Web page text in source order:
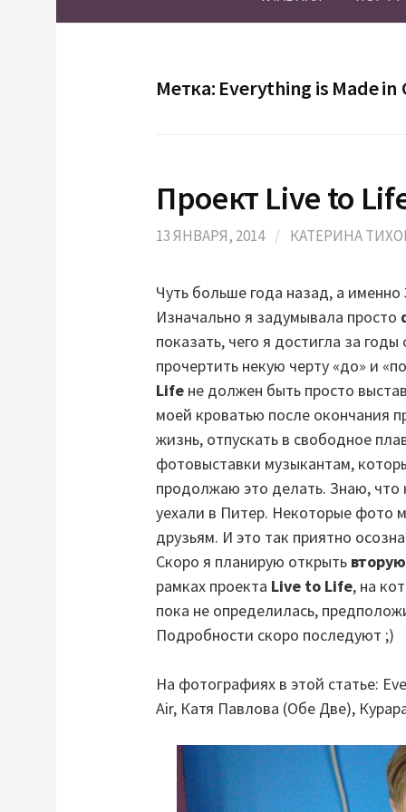
Метка: Everything is Made in
Проект Live to
13 ЯНВАРЯ, 2014 / КАТЕРИНА
Чуть больше года назад, а именно
Изначально я задумывала просто
показать, чего я достигла за
прочертить некую черту «до» и
Life не должен быть просто
моей кроватью после окончания
жизнь, отпускать в свободное
фотовыставки музыкантам,
продолжаю это делать. Знаю, что
уехали в Питер. Некоторые фото
друзьям. И это так приятно
Скоро я планирую открыть
рамках проекта Live to Life, на
пока не определилась,
Подробности скоро последуют ;)
На фотографиях в этой статье:
Air, Катя Павлова (Обе Две),